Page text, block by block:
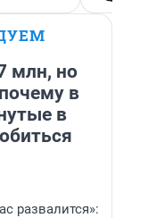
млн, но
в
в
развалится»: